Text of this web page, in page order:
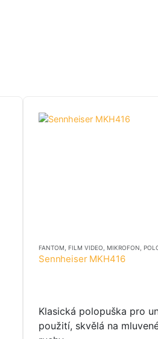
FANTOM FILM VIDEO MIKROFON
Sennheiser MKH416
Klasická polopuška pro
použití, skvělá na